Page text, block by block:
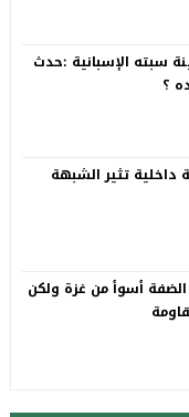
سبته الإسبانية :حدث
؟
داخلية تثير الشبهة
أسوأ من غزة ولكن